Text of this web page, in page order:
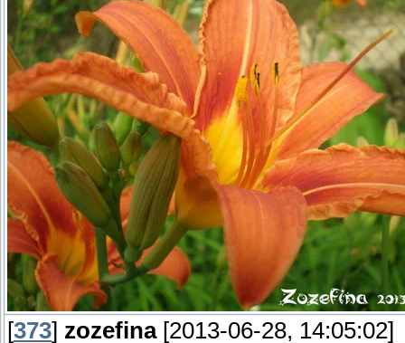
[373] zozefina[2013-06-28, 14:05:02]